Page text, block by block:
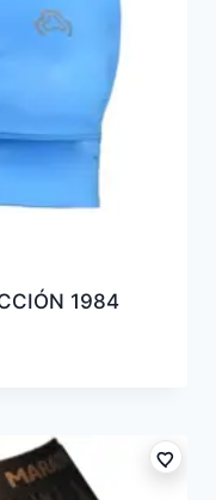
1984